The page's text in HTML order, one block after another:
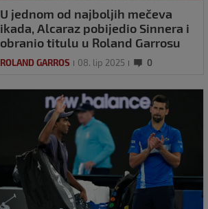
U jednom od najboljih mečeva
ikada, Alcaraz pobijedio Sinnera i
obranio titulu u Roland Garrosu
ROLAND GARROS 08. lip 2025 0